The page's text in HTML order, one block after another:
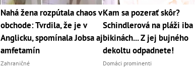
Nahá žena rozpútala chaos v
obchode: Tvrdila, že je v
Anglicku, spomínala Jobsa aj
amfetamín
Zahraničné
Kam sa pozerať skôr?
Schindlerová na pláži iba
bikinách... Z jej bujného
dekoltu odpadnete!
Domáci prominenti